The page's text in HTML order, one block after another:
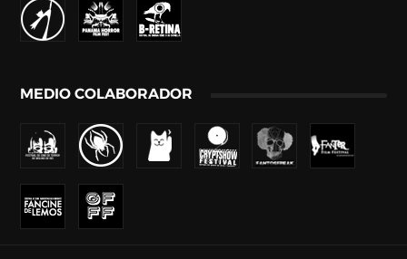
MEDIO COLABORADOR